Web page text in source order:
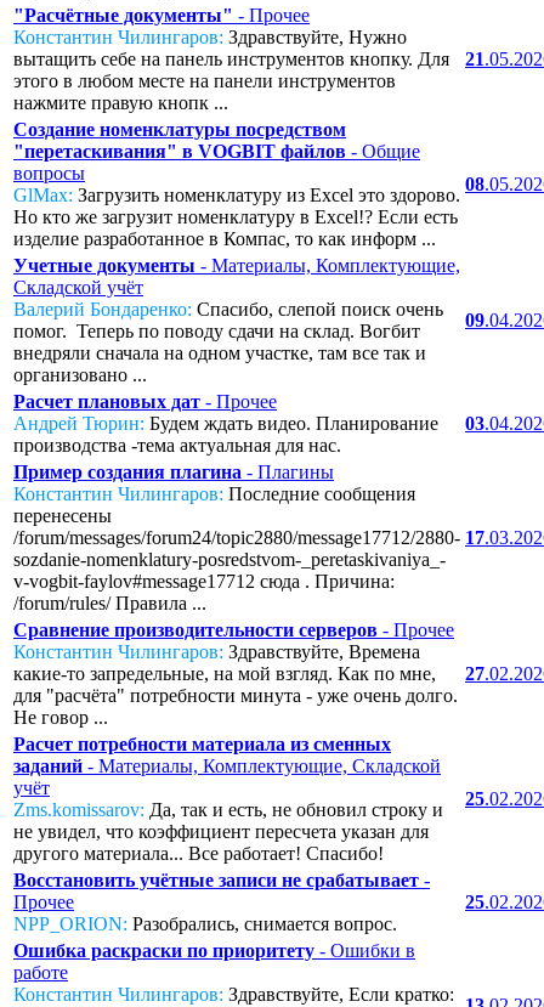
"Расчётные документы" - Прочее
Константин Чилингаров: Здравствуйте, Нужно
вытащить себе на панель инструментов кнопку. Для
этого в любом месте на панели инструментов
нажмите правую кнопк ...
21
Создание номенклатуры посредством
"перетаскивания" в VOGBIT файлов - Общие
вопросы
GlMax: Загрузить номенклатуру из Excel это здорово.
Но кто же загрузит номенклатуру в Excel!? Если есть
изделие разработанное в Компас, то как информ ...
08
Учетные документы - Материалы, Комплектующие,
Складской учёт
Валерий Бондаренко: Спасибо, слепой поиск очень
помог. Теперь по поводу сдачи на склад. Вогбит
внедряли сначала на одном участке, там все так и
организовано ...
09
Расчет плановых дат - Прочее
Андрей Тюрин: Будем ждать видео. Планирование
производства -тема актуальная для нас.
03
Пример создания плагина - Плагины
Константин Чилингаров: Последние сообщения
перенесены
/forum/messages/forum24/topic2880/message17712/2880-
sozdanie-nomenklatury-posredstvom-_peretaskivaniya_-
v-vogbit-faylov#message17712 сюда . Причина:
/forum/rules/ Правила ...
17
Сравнение производительности серверов - Прочее
Константин Чилингаров: Здравствуйте, Времена
какие-то запредельные, на мой взгляд. Как по мне,
для "расчёта" потребности минута - уже очень долго.
Не говор ...
27
Расчет потребности материала из сменных
заданий - Материалы, Комплектующие, Складской
учёт
Zms.komissarov: Да, так и есть, не обновил строку и
не увидел, что коэффициент пересчета указан для
другого материала... Все работает! Спасибо!
25
Восстановить учётные записи не срабатывает -
Прочее
NPP_ORION: Разобрались, снимается вопрос.
25
Ошибка раскраски по приоритету - Ошибки в
работе
Константин Чилингаров: Здравствуйте, Если кратко: